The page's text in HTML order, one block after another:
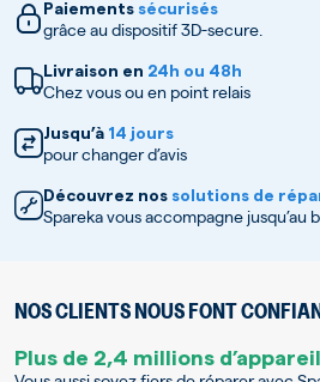
Paiements sécurisés
grâce au dispositif 3D-secure.
Livraison en 24h ou 48h
Chez vous ou en point relais
Jusqu’à 14 jours
pour changer d’avis
Découvrez nos solutions de
Spareka vous accompagne jusqu’au
NOS CLIENTS NOUS FONT
Plus de 2,4 millions